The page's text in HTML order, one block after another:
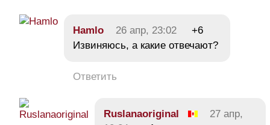
Hamlo 26 апр, 23:02
+6
Извиняюсь, а какие отвечают?
Ответить
Ruslanaoriginal
27 апр,